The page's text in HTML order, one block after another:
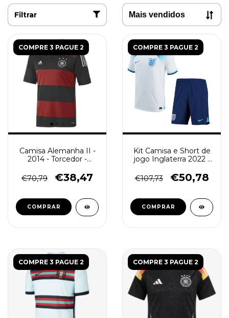
Filtrar
COMPRE 3 PAGUE 2
Camisa Alemanha II -
2014 - Torcedor -
Rubro-Negra
€70,79 €38,47
COMPRAR
COMPRE 3 PAGUE 2
Kit Camisa e Short de
jogo Inglaterra 2022 -
Azul
€107,73 €50,78
COMPRAR
COMPRE 3 PAGUE 2 COMPRE 3 PAGUE 2